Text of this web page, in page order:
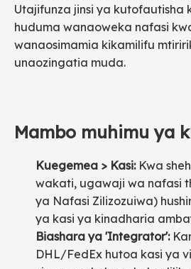
Utajifunza jinsi ya kutofautisha
huduma wanaoweka nafasi
wanaosimamia kikamilifu
unaozingatia muda.
Mambo muhimu ya
Kuegemea > Kasi: Kwa
wakati, ugawaji wa nafasi
ya Nafasi Zilizozuiwa)
ya kasi ya kinadharia
Biashara ya 'Integrator':
DHL/FedEx hutoa kasi ya